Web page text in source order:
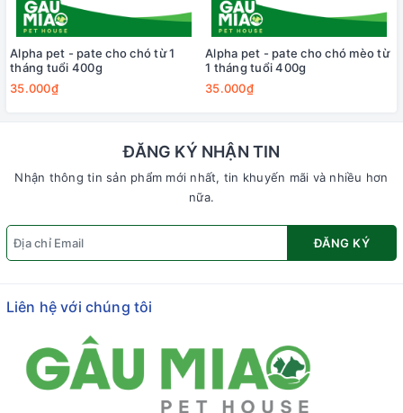
Alpha pet - pate cho chó từ 1
tháng tuổi 400g
35.000₫
Alpha pet - pate cho chó mèo từ
1 tháng tuổi 400g
35.000₫
ĐĂNG KÝ NHẬN TIN
Nhận thông tin sản phẩm mới nhất, tin khuyến mãi và nhiều hơn
nữa.
ĐĂNG KÝ
Liên hệ với chúng tôi